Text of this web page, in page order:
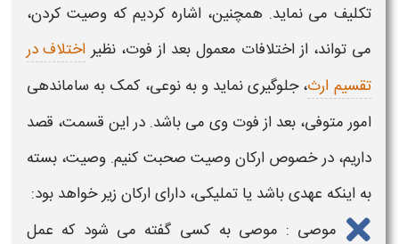
تکلیف می نماید. همچنین، اشاره کردیم که وصیت کردن،
می تواند، از اختلافات معمول بعد از فوت، نظیر اختلاف در
تقسیم ارث، جلوگیری نماید و به نوعی، کمک به ساماندهی
امور متوفی، بعد از فوت وی می باشد. در این قسمت، قصد
داریم، در خصوص ارکانوصیت صحبت کنیم. وصیت، بسته
به اینکه عهدی باشد یا تملیکی، دارای ارکان زیر خواهد بود:
موصی : موصی به کسی گفته می شود که عمل